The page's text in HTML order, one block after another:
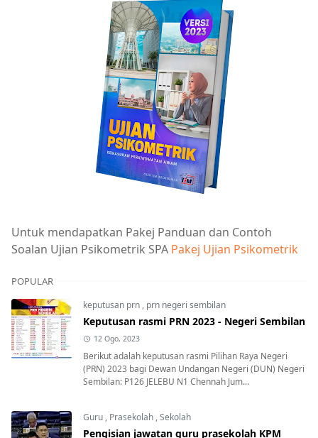
Untuk mendapatkan Pakej Panduan dan Contoh
Soalan Ujian Psikometrik SPA Pakej Ujian Psikometrik
POPULAR
keputusan prn , prn negeri sembilan
Keputusan rasmi PRN 2023 - Negeri Sembilan
12 Ogo, 2023
Berikut adalah keputusan rasmi Pilihan Raya Negeri
(PRN) 2023 bagi Dewan Undangan Negeri (DUN) Negeri
Sembilan: P126 JELEBU N1 Chennah Jum...
Guru , Prasekolah ,Sekolah
Pengisian jawatan guru prasekolah KPM